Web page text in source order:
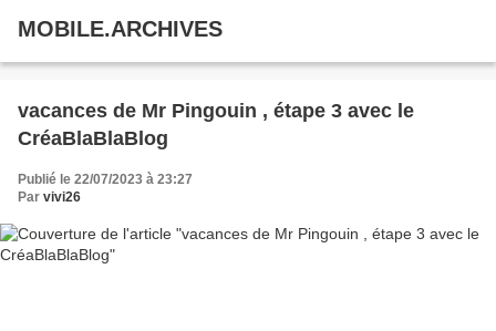
MOBILE.ARCHIVES
vacances de Mr Pingouin , étape 3 avec le
CréaBlaBlaBlog
Publié le 22/07/2023 à 23:27
Par vivi26